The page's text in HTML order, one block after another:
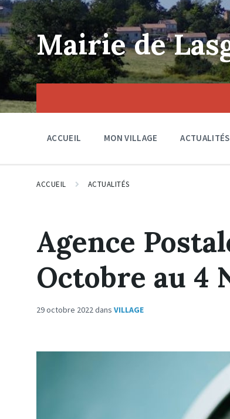
Skip
to
content
Skip
to
main
navigation
Skip
to
footer
Mairie de
ACCUEIL MON VILLAGE ACTUALITÉS
ACCUEIL ACTUALITÉS
Agence
Octobre au 4
29 octobre 2022dans VILLAGE